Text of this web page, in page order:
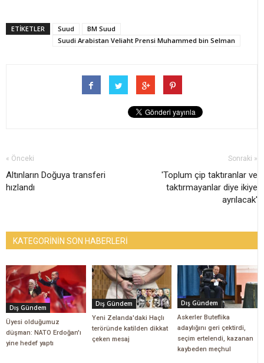
ETİKETLER Suud
BM Suud
Suudi Arabistan Veliaht Prensi Muhammed bin Selman
« Önceki
Altınların Doğuya transferi
hızlandı
Sonraki »
'Toplum çip taktıranlar ve
taktırmayanlar diye ikiye
ayrılacak'
KATEGORİNİN SON HABERLERİ
Dış Gündem
Üyesi olduğumuz
düşman: NATO Erdoğan'ı
yine hedef yaptı
Dış Gündem
Yeni Zelanda'daki Haçlı
teröründe katilden dikkat
çeken mesaj
Dış Gündem
Askerler Buteflika
adaylığını geri çektirdi,
seçim ertelendi, kazanan
kaybeden meçhul